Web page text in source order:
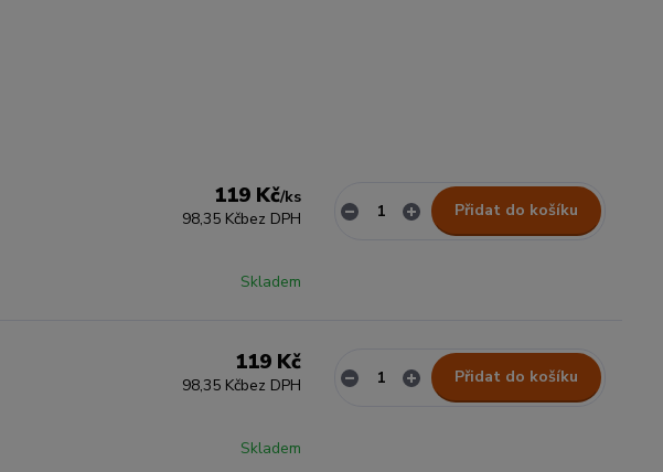
119 Kč/ks
98,35 Kčbez DPH
Skladem
Přidat do košíku
119 Kč
98,35 Kčbez DPH
Skladem
Přidat do košíku